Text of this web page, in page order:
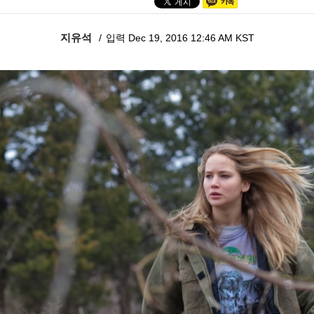
지유석 입력 Dec 19, 2016 12:46 AM KST